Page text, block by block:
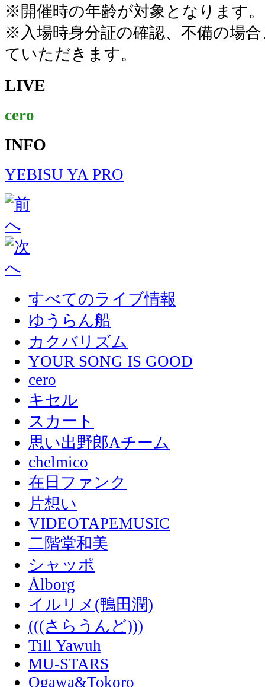
※開催時の年齢が対象となります。
※入場時身分証の確認、不備の場
ていただきます。
LIVE
cero
INFO
YEBISU YA PRO
すべてのライブ情報
ゆうらん船
カクバリズム
YOUR SONG IS GOOD
cero
キセル
スカート
思い出野郎Aチーム
chelmico
在日ファンク
片想い
VIDEOTAPEMUSIC
二階堂和美
シャッポ
Ålborg
イルリメ(鴨田潤)
(((さらうんど)))
Till Yawuh
MU-STARS
Ogawa&Tokoro